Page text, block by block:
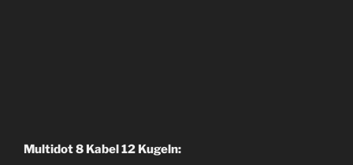
Multidot 8 Kabel 12 Kugeln: